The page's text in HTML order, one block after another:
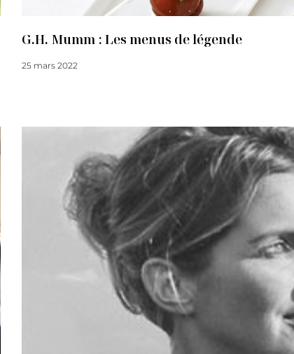
G.H. Mumm : Les menus de légende
25 mars 2022